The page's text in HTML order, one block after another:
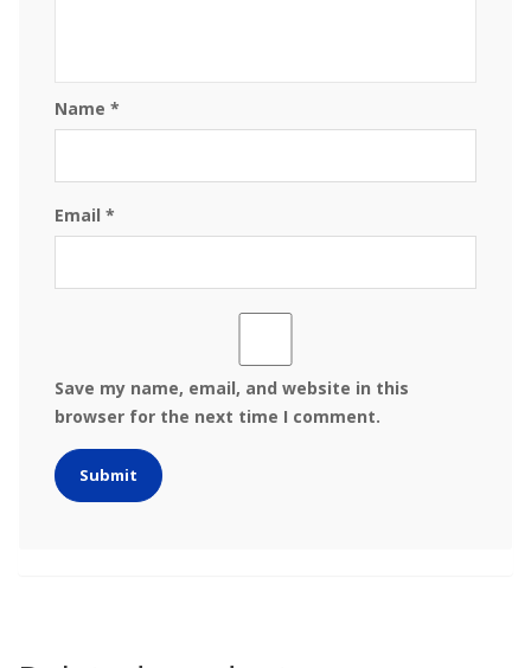
Name *
Email *
Save my name, email, and website in this
browser for the next time I comment.